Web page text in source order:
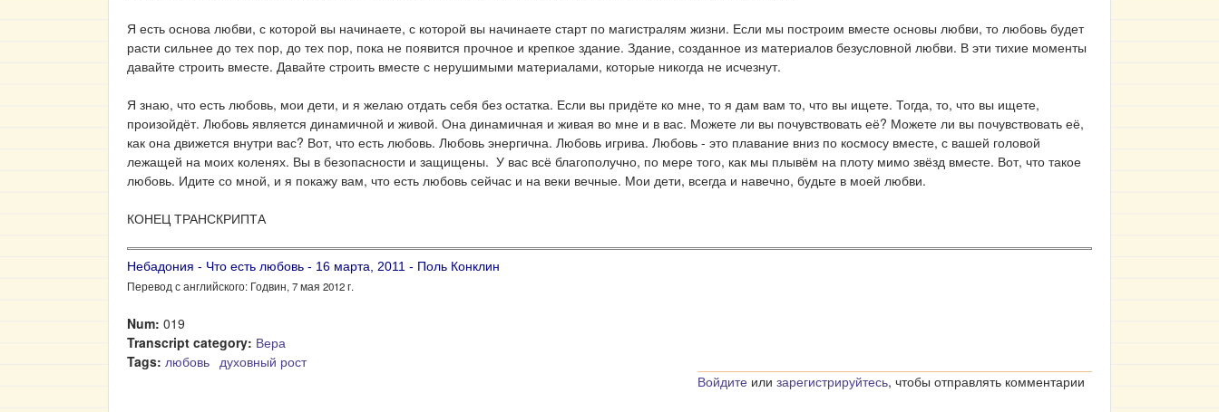
Я есть основа любви, с которой вы начинаете, с которой вы начинаете старт по магистралям жизни. Если мы построим вместе основы любви, то любовь будет
расти сильнее до тех пор, до тех пор, пока не появится прочное и крепкое здание. Здание, созданное из материалов безусловной любви. В эти тихие моменты
давайте строить вместе. Давайте строить вместе с нерушимыми материалами, которые никогда не исчезнут.
Я знаю, что есть любовь, мои дети, и я желаю отдать себя без остатка. Если вы придёте ко мне, то я дам вам то, что вы ищете. Тогда, то, что вы ищете,
произойдёт. Любовь является динамичной и живой. Она динамичная и живая во мне и в вас. Можете ли вы почувствовать её? Можете ли вы почувствовать её,
как она движется внутри вас? Вот, что есть любовь. Любовь энергична. Любовь игрива. Любовь - это плавание вниз по космосу вместе, с вашей головой
лежащей на моих коленях. Вы в безопасности и защищены. У вас всё благополучно, по мере того, как мы плывём на плоту мимо звёзд вместе. Вот, что такое
любовь. Идите со мной, и я покажу вам, что есть любовь сейчас и на веки вечные. Мои дети, всегда и навечно, будьте в моей любви.
КОНЕЦ ТРАНСКРИПТА
Небадония - Что есть любовь - 16 марта, 2011 - Поль Конклин
Перевод с английского: Годвин, 7 мая 2012 г.
Num: 019
Transcript category: Вера
Tags: любовь духовный рост
Войдите или зарегистрируйтесь, чтобы отправлять комментарии